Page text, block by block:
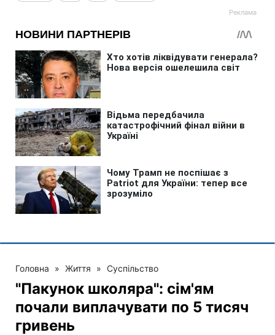
Головна » Життя » Суспільство
"Пакунок школяра": сім'ям
почали виплачувати по 5 тисяч
гривень